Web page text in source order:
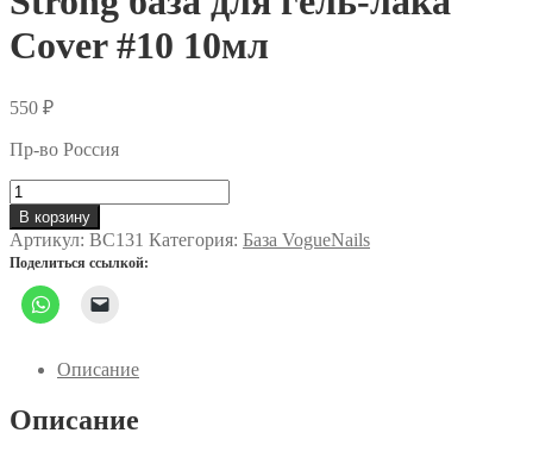
Cover #10 10мл
550 ₽
Пр-во Россия
Количество
товара
Strong
база
для
гель-
лака
В корзину
Артикул: BC131 Категория: База VogueNails
Поделиться ссылкой:
Описание
Описание